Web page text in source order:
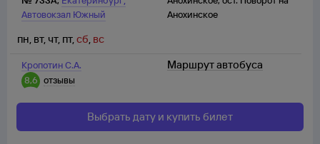
Автовокзал Южный
Анохинское
Кропотин С.А.
8,6 отзывы
пн, вт, чт, пт,сб, вс
Маршрут автобуса
Выбрать дату и купить билет